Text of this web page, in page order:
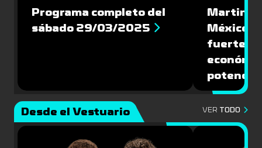
Programa completo del
sábado 29/03/2025
Martin
México:
fuerte
Desde el Vestuario VER TODO